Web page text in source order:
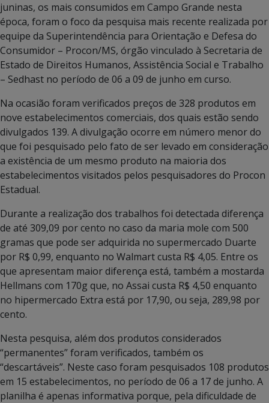
juninas, os mais consumidos em Campo Grande nesta
época, foram o foco da pesquisa mais recente realizada por
equipe da Superintendência para Orientação e Defesa do
Consumidor – Procon/MS, órgão vinculado à Secretaria de
Estado de Direitos Humanos, Assistência Social e Trabalho
– Sedhast no período de 06 a 09 de junho em curso.
Na ocasião foram verificados preços de 328 produtos em
nove estabelecimentos comerciais, dos quais estão sendo
divulgados 139. A divulgação ocorre em número menor do
que foi pesquisado pelo fato de ser levado em consideração
a existência de um mesmo produto na maioria dos
estabelecimentos visitados pelos pesquisadores do Procon
Estadual.
Durante a realização dos trabalhos foi detectada diferença
de até 309,09 por cento no caso da maria mole com 500
gramas que pode ser adquirida no supermercado Duarte
por R$ 0,99, enquanto no Walmart custa R$ 4,05. Entre os
que apresentam maior diferença está, também a mostarda
Hellmans com 170g que, no Assai custa R$ 4,50 enquanto
no hipermercado Extra está por 17,90, ou seja, 289,98 por
cento.
Nesta pesquisa, além dos produtos considerados
“permanentes” foram verificados, também os
“descartáveis”. Neste caso foram pesquisados 108 produtos
em 15 estabelecimentos, no período de 06 a 17 de junho. A
planilha é apenas informativa porque, pela dificuldade de